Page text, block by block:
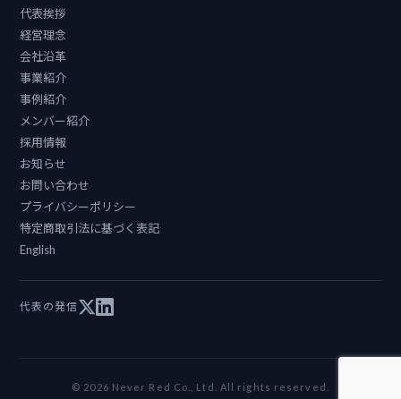
代表挨拶
経営理念
会社沿革
事業紹介
事例紹介
メンバー紹介
採用情報
お知らせ
お問い合わせ
プライバシーポリシー
特定商取引法に基づく表記
English
代表の発信
© 2026 Never Red Co., Ltd. All rights reserved.